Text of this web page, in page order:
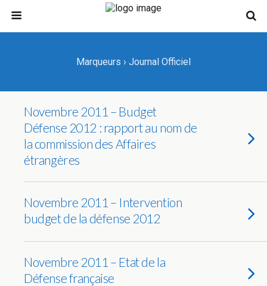
Marqueurs › Journal Officiel
Novembre 2011 – Budget
Défense 2012 : rapport au nom de
la commission des Affaires
étrangères
Novembre 2011 – Intervention
budget de la défense 2012
Novembre 2011 – Etat de la
Défense française